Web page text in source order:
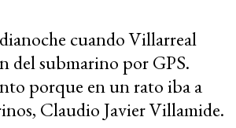
cuando Villarreal
del submarino por GPS.
porque en un rato iba a
Claudio Javier Villamide.